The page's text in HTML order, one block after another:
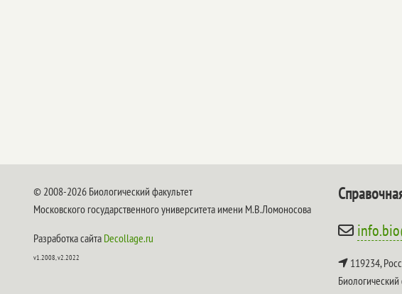
© 2008-2026 Биологический факультет
Московского государственного университета имени М.В.Ломоносова
Разработка сайта Decollage.ru
v1.2008, v2.2022
119234,